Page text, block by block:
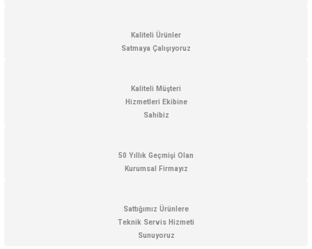
Ürün açıklamasında eksik bilgiler bulunuyor.
Ürün bilgilerinde hatalar bulunuyor.
Bu ürüne benzer farklı alternatifler olmalı.
Kaliteli Ürünler
Satmaya Çalışıyoruz
Kaliteli Müşteri
Hizmetleri Ekibine
Sahibiz
50 Yıllık Geçmişi Olan
Kurumsal Firmayız
Sattığımız Ürünlere
Teknik Servis Hizmeti
Sunuyoruz